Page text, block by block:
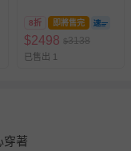
鷗家族
_JJH3940+海鷗家
族_JJH3941
8折 即將售完
$2498 $3138
已售出 1
穿著